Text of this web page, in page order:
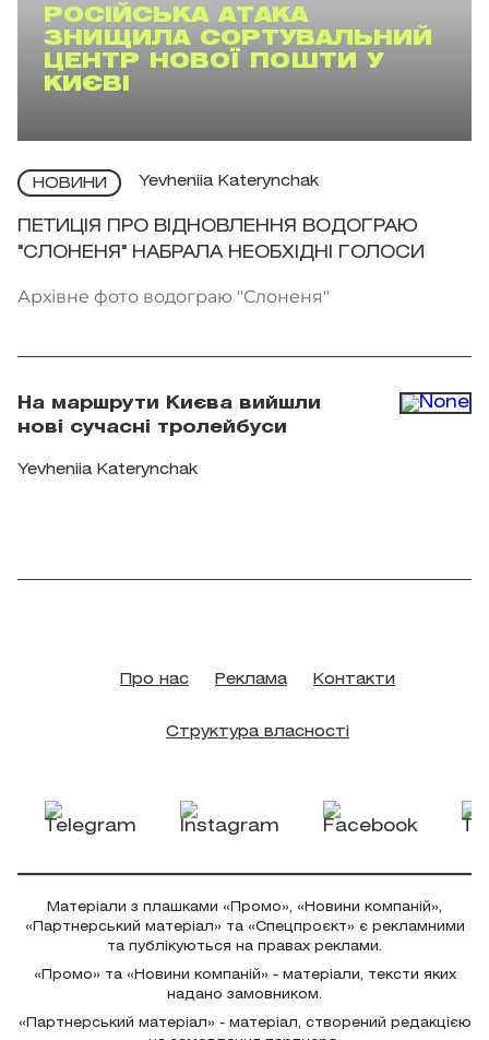
РОСІЙСЬКА АТАКА
ЗНИЩИЛА СОРТУВАЛЬНИЙ
ЦЕНТР НОВОЇ ПОШТИ У
КИЄВІ
НОВИНИ Yevheniia Katerynchak
ПЕТИЦІЯ ПРО ВІДНОВЛЕННЯ ВОДОГРАЮ
"СЛОНЕНЯ" НАБРАЛА НЕОБХІДНІ ГОЛОСИ
Архівне фото водограю "Слоненя"
На маршрути Києва вийшли
нові сучасні тролейбуси
Yevheniia Katerynchak
Про нас Реклама Контакти
Структура власності
Матеріали з плашками «Промо», «Новини компаній»,
«Партнерський матеріал» та «Спецпроєкт» є рекламними
та публікуються на правах реклами.
«Промо» та «Новини компаній» - матеріали, тексти яких
надано замовником.
«Партнерський матеріал» - матеріал, створений редакцією